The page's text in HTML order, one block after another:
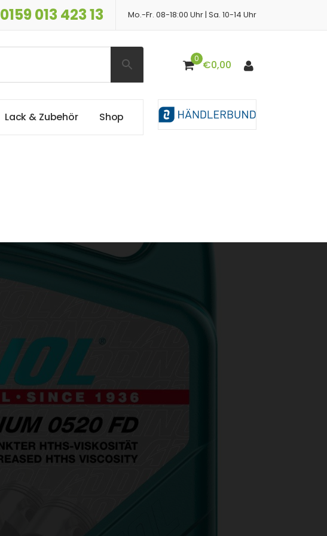
0159 013 423 13 Mo.-Fr. 08-18:00 Uhr | Sa. 10-14 Uhr
0 €0,00
Lack & Zubehör Shop